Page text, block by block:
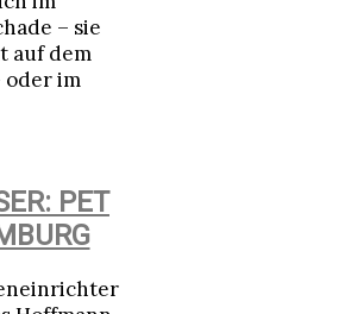
– sie
auf dem
oder im
PET